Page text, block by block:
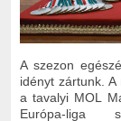
A szezon
idényt zártunk.
a tavalyi MOL
Európa-liga